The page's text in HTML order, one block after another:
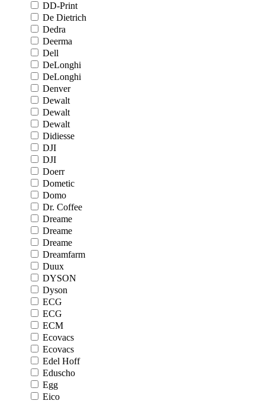
DD-Print
De Dietrich
Dedra
Deerma
Dell
DeLonghi
DeLonghi
Denver
Dewalt
Dewalt
Dewalt
Didiesse
DJI
DJI
Doerr
Dometic
Domo
Dr. Coffee
Dreame
Dreame
Dreame
Dreamfarm
Duux
DYSON
Dyson
ECG
ECG
ECM
Ecovacs
Ecovacs
Edel Hoff
Eduscho
Egg
Eico